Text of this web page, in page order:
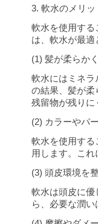
3. 軟水のメリ
軟水を使用する
は、軟水が最適
(1) 髪が柔らか
軟水にはミネラ
の結果、髪が柔
残留物が残りに
(2) カラーやパ
軟水を使用する
用します。こ
(3) 頭皮環境を
軟水は頭皮に優
ら、必要な潤い